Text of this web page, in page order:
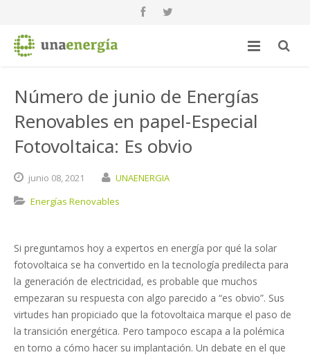
Número de junio de Energías
Renovables en papel-Especial
Fotovoltaica: Es obvio
junio 08,2021
UNAENERGIA
Energías Renovables
Si preguntamos hoy a expertos en energía por qué la solar
fotovoltaica se ha convertido en la tecnología predilecta para
la generación de electricidad, es probable que muchos
empezaran su respuesta con algo parecido a “es obvio”. Sus
virtudes han propiciado que la fotovoltaica marque el paso de
la transición energética. Pero tampoco escapa a la polémica
en torno a cómo hacer su implantación. Un debate en el que